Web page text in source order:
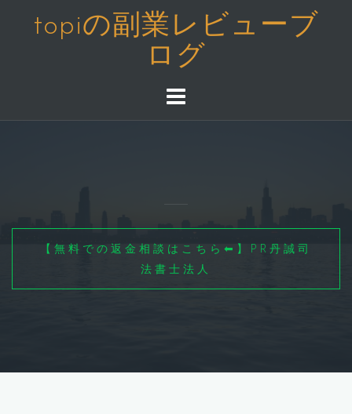
へ
topiの副業レビューブ
ログ
【無料での返金相談はこちら⬅】PR丹誠司
法書士法人